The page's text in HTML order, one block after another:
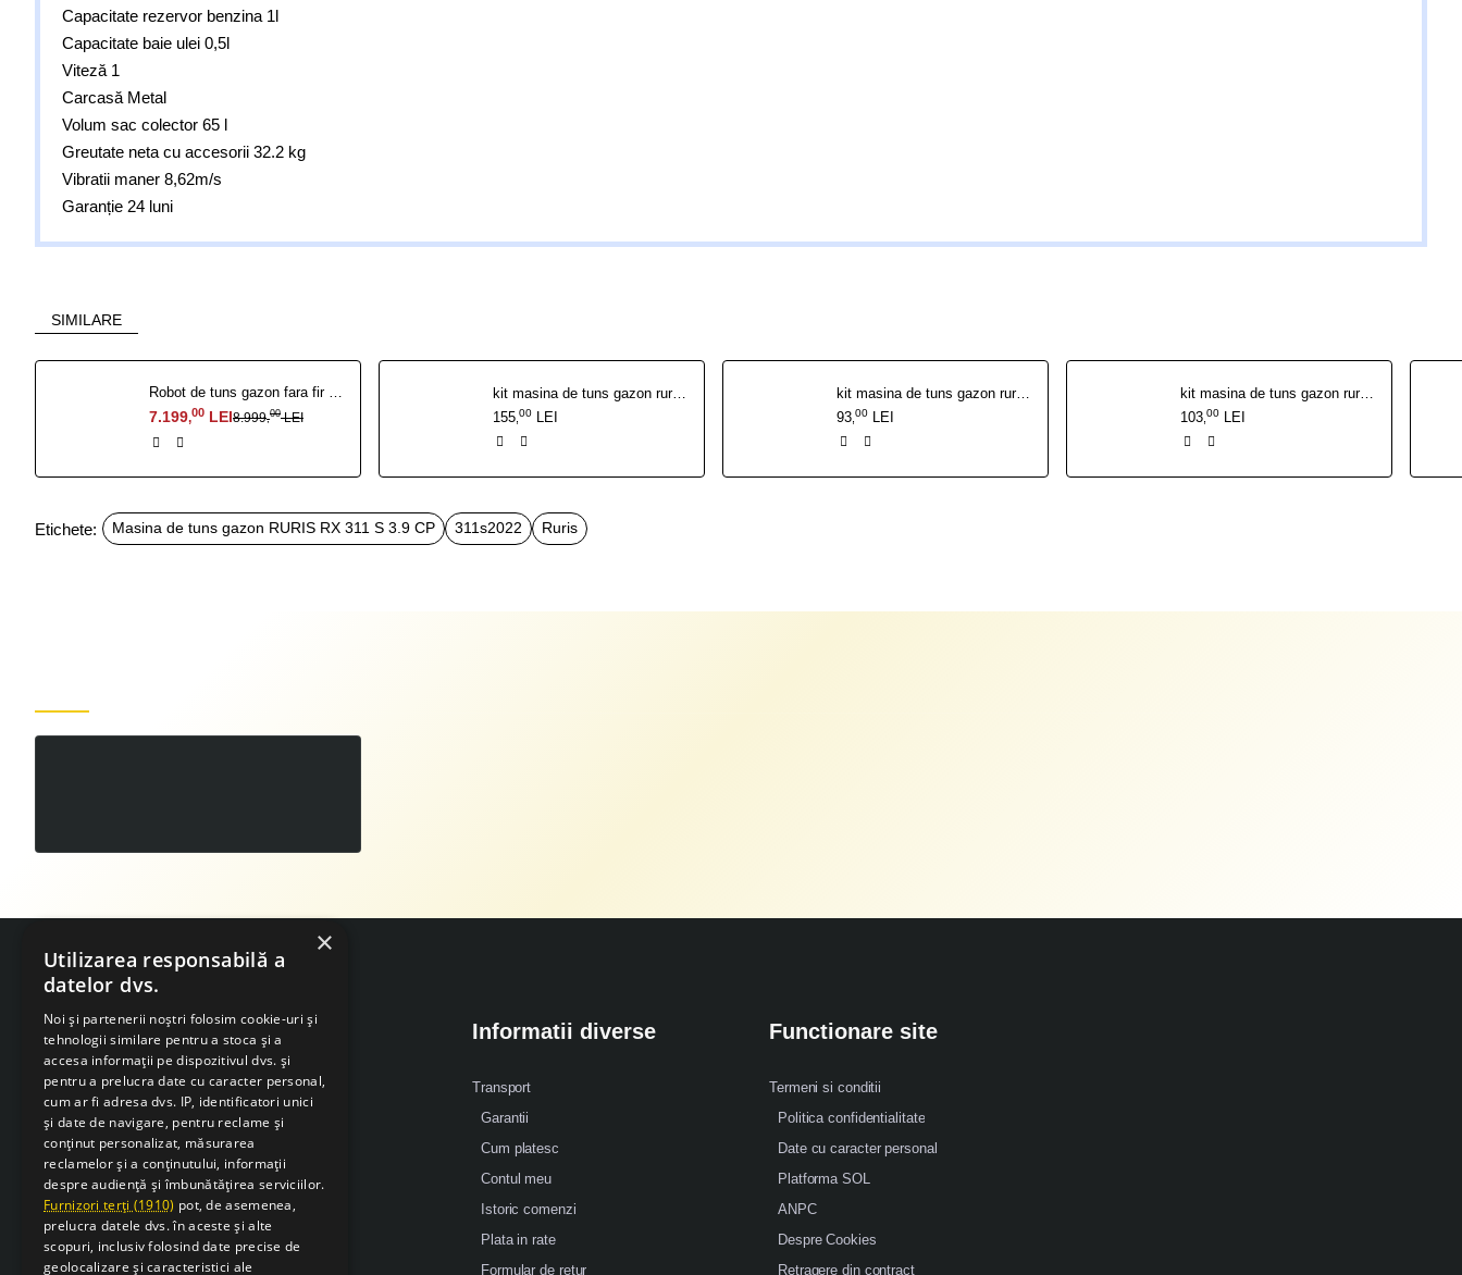
Capacitate rezervor benzina 1l
Capacitate baie ulei 0,5l
Viteză 1
Carcasă Metal
Volum sac colector 65 l
Greutate neta cu accesorii 32.2 kg
Vibratii maner 8,62m/s
Garanție 24 luni
SIMILARE
Robot de tuns gazon fara fir perimetral RURIS Sentinel 1500
7.199,00 LEI8.999,00LEI
kit masina de tuns gazon ruris 444s {cutit mulching, curea, filtru aer, bujie, kit surub}
155 00 LEI
kit masina de tuns gazon ruris rx200s {cutit functie mulching, filtru aer, bujie, kit surub}
93 00 LEI
kit masina de tuns gazon ruris rx221s {cutit functie mulching, filtru aer, bujie, kit surub}
103 00 LEI
Etichete: Masina de tuns gazon RURIS RX 311 S 3.9 CP 311s2022 Ruris
Despre Noi
Mobil: 0371 238 338
Email: office [@] sarcsudex.ro
Relatii cu clientii
Informatii diverse
Transport
Garantii
Cum platesc
Contul meu
Istoric comenzi
Plata in rate
Formular de retur
Functionare site
Termeni si conditii
Politica confidentialitate
Date cu caracter personal
Platforma SOL
ANPC
Despre Cookies
Retragere din contract
×
Utilizarea responsabilă a
datelor dvs.
Noi și partenerii noștri folosim cookie-uri și
tehnologii similare pentru a stoca și a
accesa informații pe dispozitivul dvs. și
pentru a prelucra date cu caracter personal,
cum ar fi adresa dvs. IP, identificatori unici
și date de navigare, pentru reclame și
conținut personalizat, măsurarea
reclamelor și a conținutului, informații
despre audiență și îmbunătățirea serviciilor.
Furnizori terți (1910) pot, de asemenea,
prelucra datele dvs. în aceste și alte
scopuri, inclusiv folosind date precise de
geolocalizare și caracteristici ale